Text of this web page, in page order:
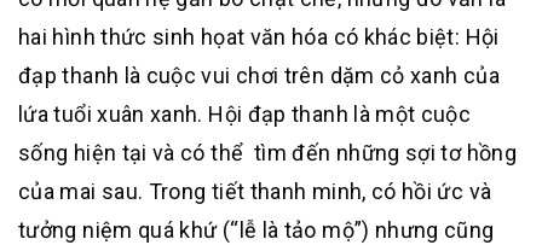
hai hình thức sinh họat văn hóa có khác biệt: Hội
đạp thanh là cuộc vui chơi trên dặm cỏ xanh của
lứa tuổi xuân xanh. Hội đạp thanh là một cuộc
sống hiện tại và có thể tìm đến những sợi tơ hồng
của mai sau. Trong tiết thanh minh, có hồi ức và
tưởng niệm quá khứ (“lễ là tảo mộ”) nhưng cũng